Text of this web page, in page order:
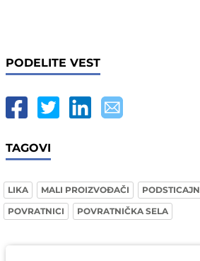
PODELITE VEST
TAGOVI
LIKA MALI PROIZVOĐAČI
POVRATNICI
POVRATNIČKA SELA